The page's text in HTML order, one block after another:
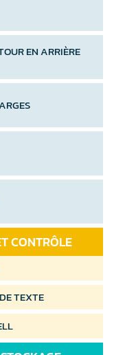
EN ARRIÈRE
CONTRÔLE
TEXTE